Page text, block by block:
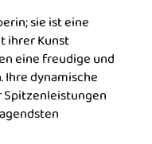
sie ist eine
ihrer Kunst
eine freudige und
dynamische
Spitzenleistungen